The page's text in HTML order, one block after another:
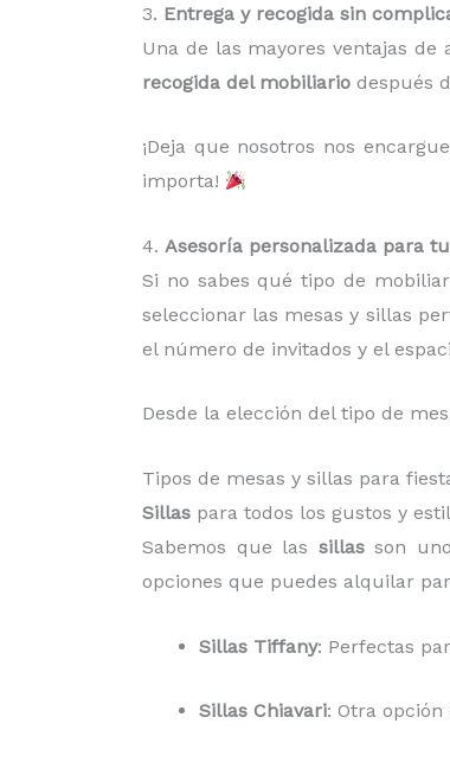
3. Entrega y recogida sin
Una de las mayores ventajas
recogida del mobiliario después
¡Deja que nosotros nos
importa!
4. Asesoría personalizada para
Si no sabes qué tipo de
seleccionar las mesas y sillas
el número de invitados y el
Desde la elección del tipo de
Tipos de mesas y sillas para
Sillas para todos los gustos y
Sabemos que las sillasson uno
opciones que puedes alquilar
Sillas Tiffany: Perfectas
Sillas Chiavari: Otra